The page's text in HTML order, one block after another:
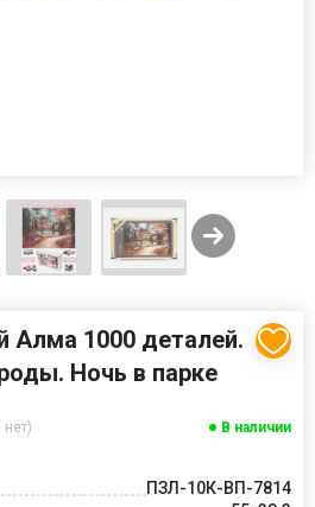
Алма 1000 деталей.
Ночь в парке
В наличии
ПЗЛ-10К-ВП-7814